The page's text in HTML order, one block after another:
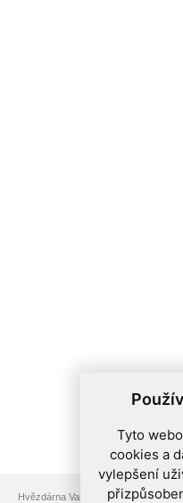
Tyto
cookies a
vylepšení
Hvězdárna Valašské Meziříčí, p.o.,